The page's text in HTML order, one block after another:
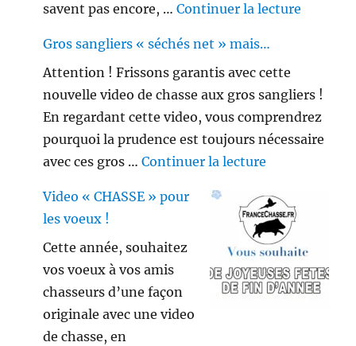
savent pas encore, …Continuer la lecture
Gros sangliers « séchés net » mais…
Attention ! Frissons garantis avec cette
nouvelle video de chasse aux gros sangliers !
En regardant cette video, vous comprendrez
pourquoi la prudence est toujours nécessaire
avec ces gros …Continuer la lecture
Video « CHASSE » pour
les voeux !
Cette année, souhaitez
vos voeux à vos amis
chasseurs d’une façon
originale avec une video
de chasse, en